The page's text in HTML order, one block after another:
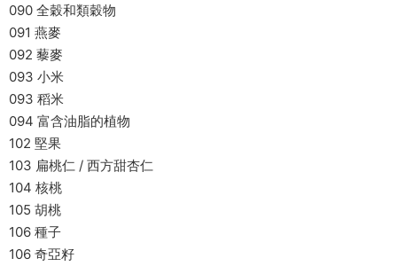
090 全穀和類穀物
091 燕麥
092 藜麥
093 小米
093 稻米
094 富含油脂的植物
102 堅果
103 扁桃仁 / 西方甜杏仁
104 核桃
105 胡桃
106 種子
106 奇亞籽